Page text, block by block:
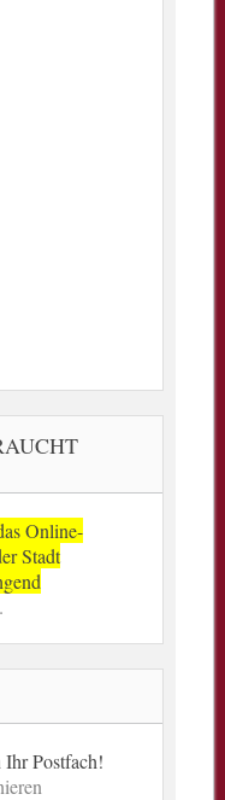
Online-
Stadt
Postfach!